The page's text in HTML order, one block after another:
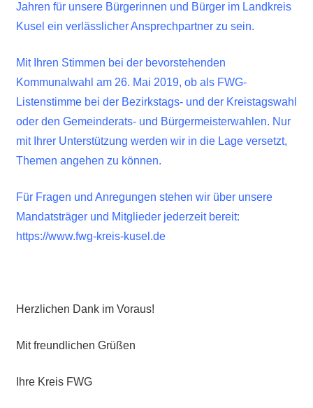
Jahren für unsere Bürgerinnen und Bürger im Landkreis
Kusel ein verlässlicher Ansprechpartner zu sein.
Mit Ihren Stimmen bei der bevorstehenden
Kommunalwahl am 26. Mai 2019, ob als FWG-
Listenstimme bei der Bezirkstags- und der Kreistagswahl
oder den Gemeinderats- und Bürgermeisterwahlen. Nur
mit Ihrer Unterstützung werden wir in die Lage versetzt,
Themen angehen zu können.
Für Fragen und Anregungen stehen wir über unsere
Mandatsträger und Mitglieder jederzeit bereit:
https://www.fwg-kreis-kusel.de
Herzlichen Dank im Voraus!
Mit freundlichen Grüßen
Ihre Kreis FWG